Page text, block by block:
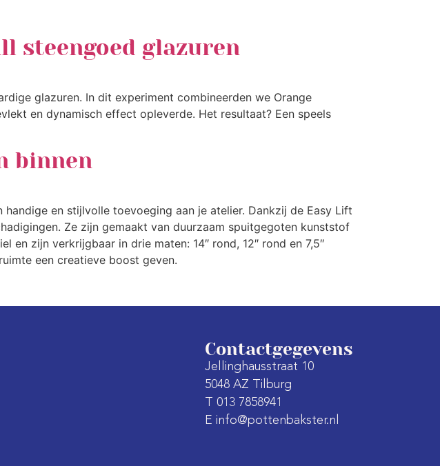
steengoed glazuren
glazuren. In dit experiment combineerden we Orange
en dynamisch effect opleverde. Het resultaat? Een speels
binnen
en stijlvolle toevoeging aan je atelier. Dankzij de Easy Lift
Ze zijn gemaakt van duurzaam spuitgegoten kunststof
zijn verkrijgbaar in drie maten: 14″ rond, 12″ rond en 7,5″
een creatieve boost geven.
Contactgegevens
Jellinghausstraat 10
5048 AZ Tilburg
T 013 7858941
E info@pottenbakster.nl